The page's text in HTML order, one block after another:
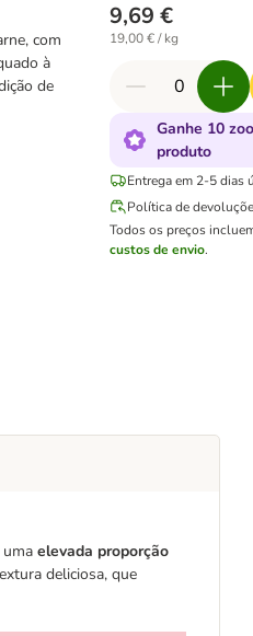
com
à
de
9,69 €
19,00 € / kg
Ganhe 10
produto
Entrega em 2-5 dias
Política de
Todos os preços
custos de envio.
elevada proporção
deliciosa, que